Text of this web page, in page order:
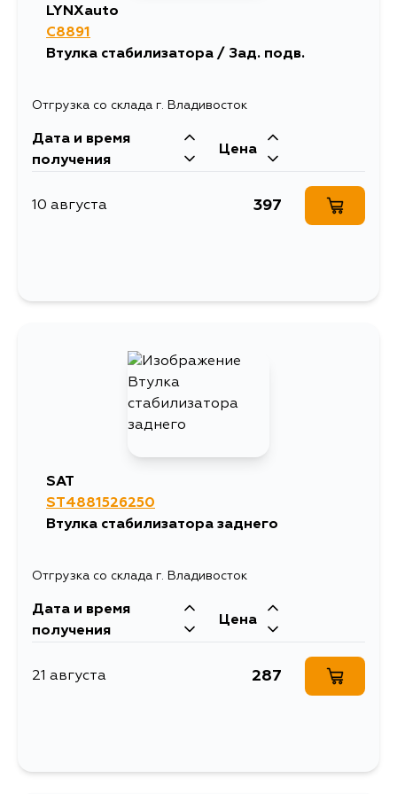
LYNXauto
C8891
Втулка стабилизатора / Зад. подв.
Отгрузка со склада г. Владивосток
Дата и время
получения
Цена
10 августа 397
SAT
ST4881526250
Втулка стабилизатора заднего
Отгрузка со склада г. Владивосток
Дата и время
получения
Цена
21 августа 287